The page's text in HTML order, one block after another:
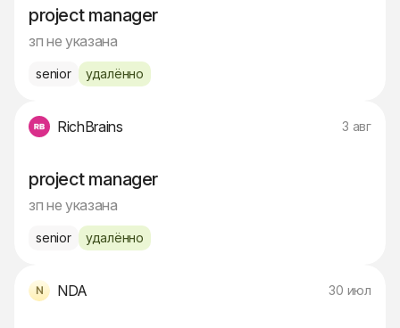
project manager
зп не указана
senior удалённо
RichBrains 3 авг
project manager
зп не указана
senior удалённо
NDA 30 июл